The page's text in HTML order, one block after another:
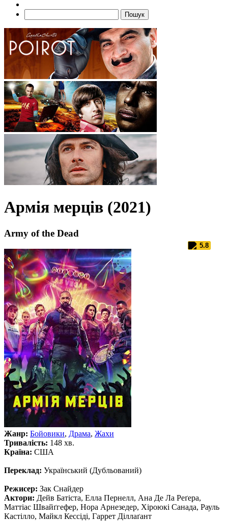
Пошук
Армія мерців (2021)
Army of the Dead
5.8
Жанр: Бойовики, Драма, Жахи
Тривалість: 148 хв.
Країна: США
Переклад: Український (Дубльований)
Режисер: Зак Снайдер
Актори: Дейв Батіста, Елла Пернелл, Ана Де Ла Реґера,
Маттіас Швайґгефер, Нора Арнезедер, Хіроюкі Санада, Рауль
Кастілло, Майкл Кессіді, Гаррет Діллаґант